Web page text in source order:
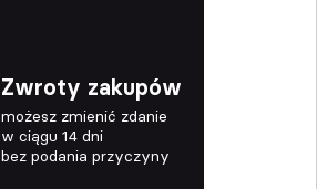
Zwroty zakupów
możesz zmienić zdanie
w ciągu 14 dni
bez podania przyczyny